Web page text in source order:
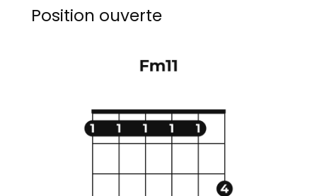
Position ouverte